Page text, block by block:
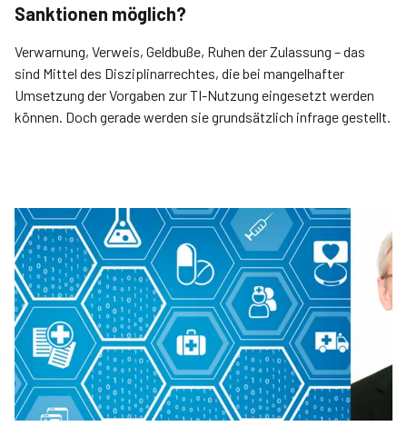
Sanktionen möglich?
Verwarnung, Verweis, Geldbuße, Ruhen der Zulassung – das
sind Mittel des Disziplinarrechtes, die bei mangelhafter
Umsetzung der Vorgaben zur TI-Nutzung eingesetzt werden
können. Doch gerade werden sie grundsätzlich infrage gestellt.